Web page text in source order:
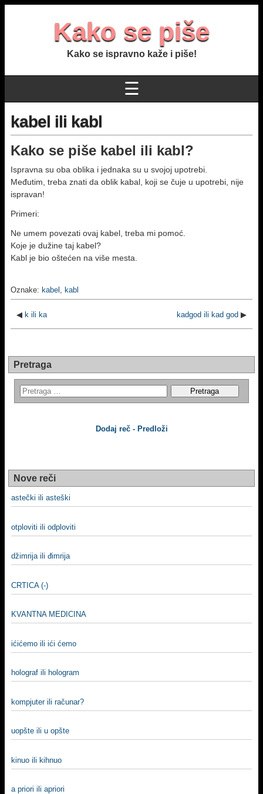
Kako se piše
Kako se ispravno kaže i piše!
☰
kabel ili kabl
Kako se piše kabel ili kabl?
Ispravna su oba oblika i jednaka su u svojoj upotrebi.
Međutim, treba znati da oblik kabal, koji se čuje u upotrebi, nije
ispravan!
Primeri:
Ne umem povezati ovaj kabel, treba mi pomoć.
Koje je dužine taj kabel?
Kabl je bio oštećen na više mesta.
Oznake: kabel , kabl
◀ k ili ka kadgod ili kad god ▶
Pretraga
Dodaj reč - Predloži
Nove reči
astečki ili asteški
otploviti ili odploviti
džimrija ili đimrija
CRTICA (-)
KVANTNA MEDICINA
ićićemo ili ići ćemo
holograf ili hologram
kompjuter ili računar?
uopšte ili u opšte
kinuo ili kihnuo
a priori ili apriori